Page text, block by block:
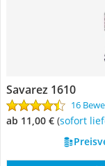
Savarez 1610
16
ab 11,00 € ( Sofort